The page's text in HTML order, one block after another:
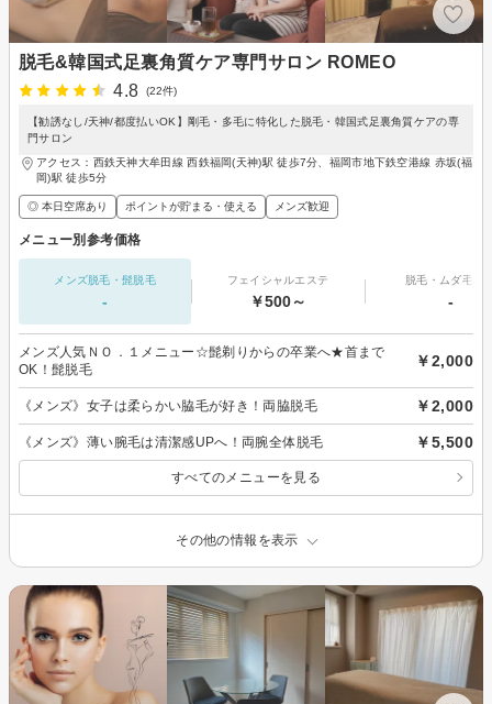
脱毛&韓国式足裏角質ケア専門サロン ROMEO
4.8
(22件)
【勧誘なし/天神/都度払いOK】剛毛・多毛に特化した脱毛・韓国式足裏角質ケアの専
門サロン
アクセス：西鉄天神大牟田線 西鉄福岡(天神)駅 徒歩7分、福岡市地下鉄空港線 赤坂(福
岡)駅 徒歩5分
◎ 本日空席あり ポイントが貯まる・使える メンズ歓迎
メニュー別参考価格
メンズ脱毛・髭脱毛
-
フェイシャルエステ
￥500～
脱毛・ムダ毛処
-
メンズ人気ＮＯ．１メニュー☆髭剃りからの卒業へ★首まで
OK！髭脱毛
￥2,000
《メンズ》女子は柔らかい脇毛が好き！両脇脱毛 ￥2,000
《メンズ》薄い腕毛は清潔感UPへ！両腕全体脱毛 ￥5,500
すべてのメニューを見る
その他の情報を表示